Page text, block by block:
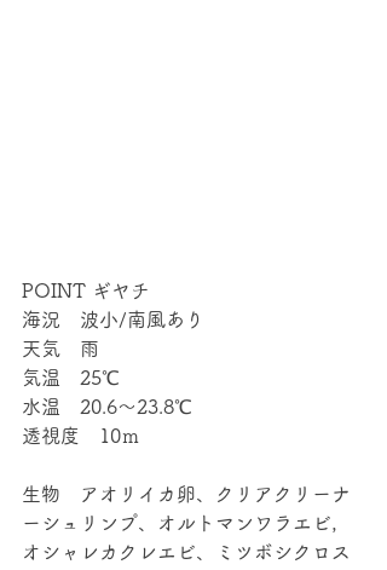
POINT ギヤチ
海況　波小/南風あり
天気　雨
気温　25℃
水温　20.6～23.8℃
透視度　10ｍ
生物　アオリイカ卵、クリアクリーナ
ーシュリンプ、オルトマンワラエビ，
オシャレカクレエビ、ミツボシクロス